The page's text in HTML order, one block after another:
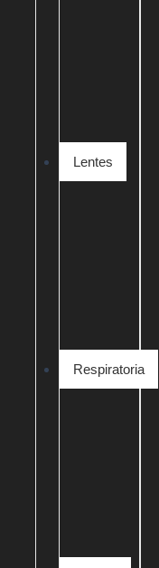
Lentes
Respiratoria